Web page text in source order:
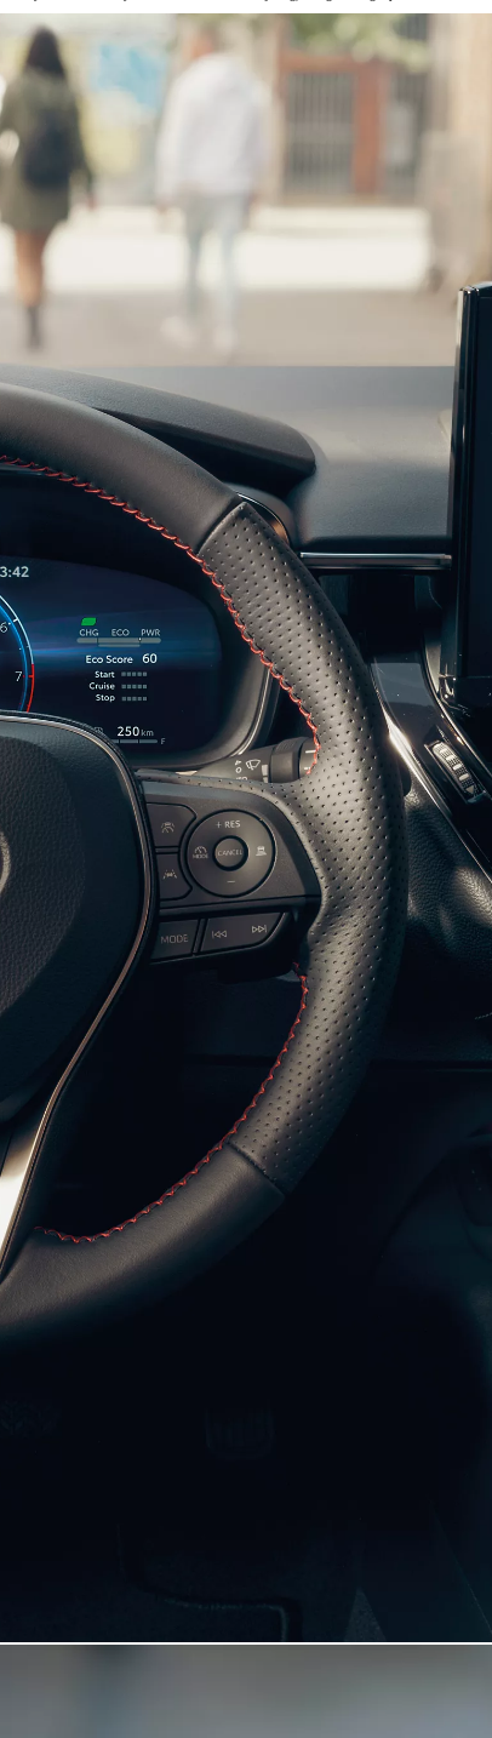
Den nye Yaris Cross